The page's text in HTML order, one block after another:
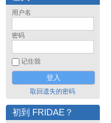
用户名
密码
记住我
取回遗失的密码
初到 FRIDAE？